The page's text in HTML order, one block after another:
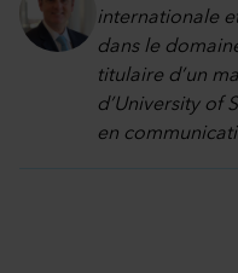
internationale
dans le
titulaire d’un
d’University of
en